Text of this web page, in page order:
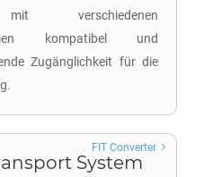
verschiedenen
kompatibel und
Zugänglichkeit für die
System
FIT Converter